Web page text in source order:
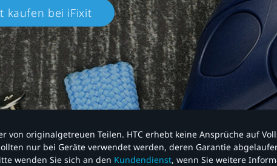
kaufen bei iFixit​
originalgetreuen Teilen. HTC erhebt keine Ansprüche auf
nur bei Geräte verwendet werden, deren Garantie
wenden Sie sich an den Kundendienst, wenn Sie weitere